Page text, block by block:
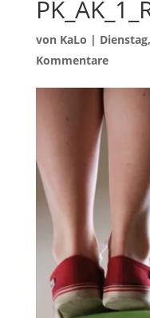
von KaLo |
Kommentare